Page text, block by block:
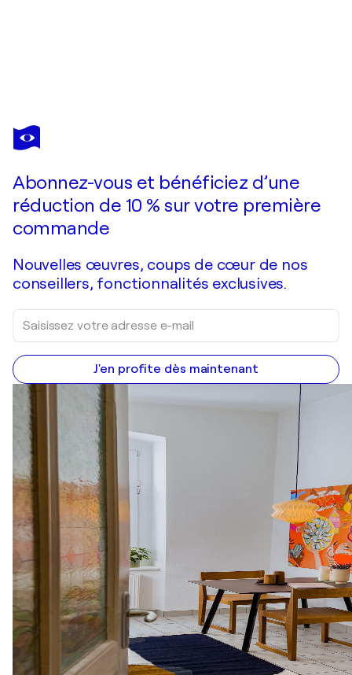
HALINKA JAKUBOWSKA
Sortir dans le Gris
Abonnez-vous et bénéficiez d’une
réduction de 10 % sur votre première
commande
Nouvelles œuvres, coups de cœur de nos
conseillers, fonctionnalités exclusives.
J'en profite dès maintenant